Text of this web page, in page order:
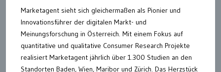
Marketagent sieht sich gleichermaßen als Pionier und
Innovationsführer der digitalen Markt- und
Meinungsforschung in Österreich. Mit einem Fokus auf
quantitative und qualitative Consumer Research Projekte
realisiert Marketagent jährlich über 1.300 Studien an den
Standorten Baden, Wien, Maribor und Zürich. Das Herzstück